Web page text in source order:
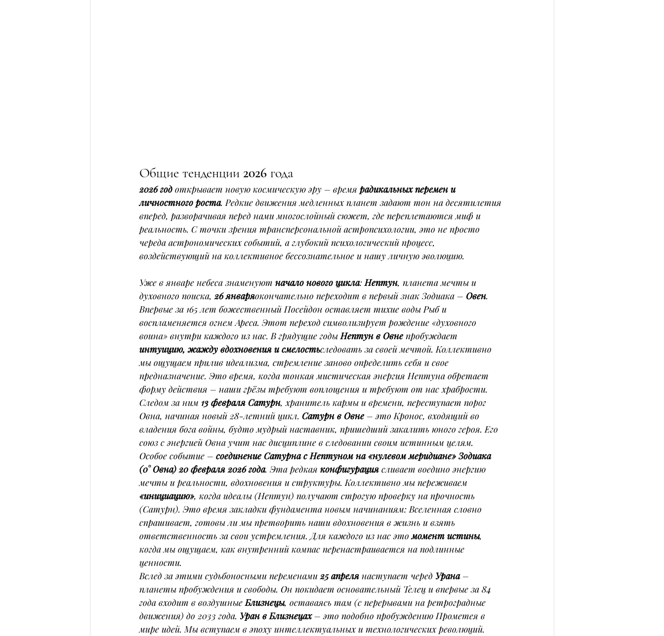
Общие тенденции 2026 года
2026 год открывает новую космическую эру – время радикальных перемен и
личностного роста. Редкие движения медленных планет задают тон на десятилетия
вперед, разворачивая перед нами многослойный сюжет, где переплетаются миф и
реальность. С точки зрения трансперсональной астропсихологии, это не просто
череда астрономических событий, а глубокий психологический процесс,
воздействующий на коллективное бессознательное и нашу личную эволюцию.
Уже в январе небеса знаменуют начало нового цикла: Нептун, планета мечты и
духовного поиска, 26 январяокончательно переходит в первый знак Зодиака – Овен.
Впервые за 165 лет божественный Посейдон оставляет тихие воды Рыб и
воспламеняется огнем Ареса. Этот переход символизирует рождение «духовного
воина» внутри каждого из нас. В грядущие годы Нептун в Овне пробуждает
интуицию, жажду вдохновения и смелостьследовать за своей мечтой. Коллективно
мы ощущаем прилив идеализма, стремление заново определить себя и свое
предназначение. Это время, когда тонкая мистическая энергия Нептуна обретает
форму действия – наши грёзы требуют воплощения и требуют от нас храбрости.
Следом за ним 13 февраля Сатурн, хранитель кармы и времени, переступает порог
Овна, начиная новый 28-летний цикл. Сатурн в Овне – это Кронос, входящий во
владения бога войны, будто мудрый наставник, пришедший закалить юного героя. Его
союз с энергией Овна учит нас дисциплине в следовании своим истинным целям.
Особое событие – соединение Сатурна с Нептуном на «нулевом меридиане» Зодиака
(0° Овна) 20 февраля 2026 года. Эта редкая конфигурация сливает воедино энергию
мечты и реальности, вдохновения и структуры. Коллективно мы переживаем
«инициацию», когда идеалы (Нептун) получают строгую проверку на прочность
(Сатурн). Это время закладки фундамента новым начинаниям: Вселенная словно
спрашивает, готовы ли мы претворить наши вдохновения в жизнь и взять
ответственность за свои устремления. Для каждого из нас это момент истины,
когда мы ощущаем, как внутренний компас перенастраивается на подлинные
ценности.
Вслед за этими судьбоносными переменами 25 апреля наступает черед Урана –
планеты пробуждения и свободы. Он покидает основательный Телец и впервые за 84
года входит в воздушные Близнецы, оставаясь там (с перерывами на ретроградные
движения) до 2033 года. Уран в Близнецах – это подобно пробуждению Прометея в
мире идей. Мы вступаем в эпоху интеллектуальных и технологических революций.